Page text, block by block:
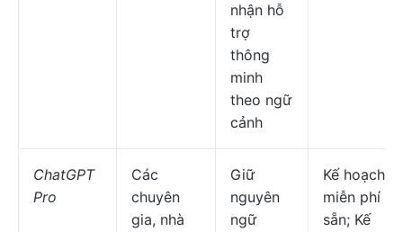
nhận hỗ
trợ
thông
minh
theo ngữ
cảnh
ChatGPT
Pro
Các
chuyên
gia, nhà
Giữ
nguyên
ngữ
Kế hoạch
miễn phí có
sẵn; Kế